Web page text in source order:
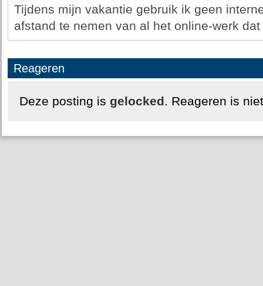
Tijdens mijn vakantie gebruik ik geen
afstand te nemen van al het online-werk
Reageren
Deze posting is gelocked. Reageren is